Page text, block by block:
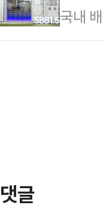
휴대
다고…
했다.
이라
국내
업을
댓글